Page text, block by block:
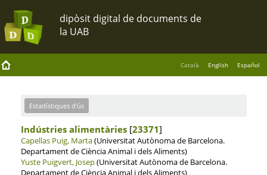
Català English Español
Estadístiques d'ús
Indústries alimentàries[23371]
Capellas Puig, Marta(Universitat Autònoma de Barcelona.
Departament de Ciència Animal i dels Aliments)
Yuste Puigvert, Josep(Universitat Autònoma de Barcelona.
Departament de Ciència Animal i dels Aliments)